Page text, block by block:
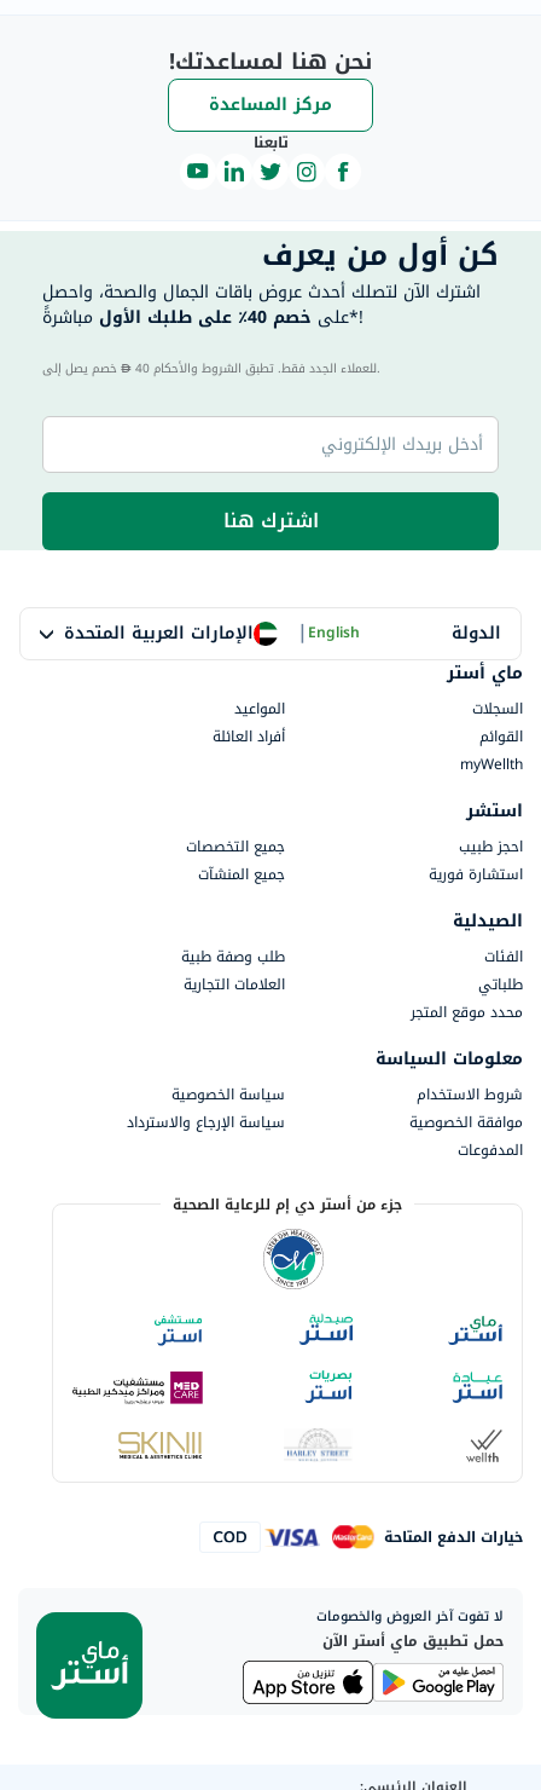
نحن هنا لمساعدتك!
مركز المساعدة
تابعنا
كن أول من يعرف
اشترك الآن لتصلك أحدث عروض باقات الجمال والصحة، واحصل
على خصم 40٪ على طلبك الأول مباشرةً*!
40 للعملاء الجدد فقط. تطبق الشروط والأحكام.
اشترك هنا
الدولة الإمارات العربية المتحدة |English
ماي أستر
السجلات
المواعيد
القوائم
أفراد العائلة
myWellth
استشر
احجز طبيب
جميع التخصصات
استشارة فورية
جميع المنشآت
الصيدلية
الفئات
طلب وصفة طبية
طلباتي
العلامات التجارية
محدد موقع المتجر
معلومات السياسة
شروط الاستخدام
سياسة الخصوصية
موافقة الخصوصية
سياسة الإرجاع والاسترداد
المدفوعات
جزء من أستر دي إم للرعاية الصحية
خيارات الدفع المتاحة
لا تفوت آخر العروض والخصومات
حمل تطبيق ماي أستر الآن